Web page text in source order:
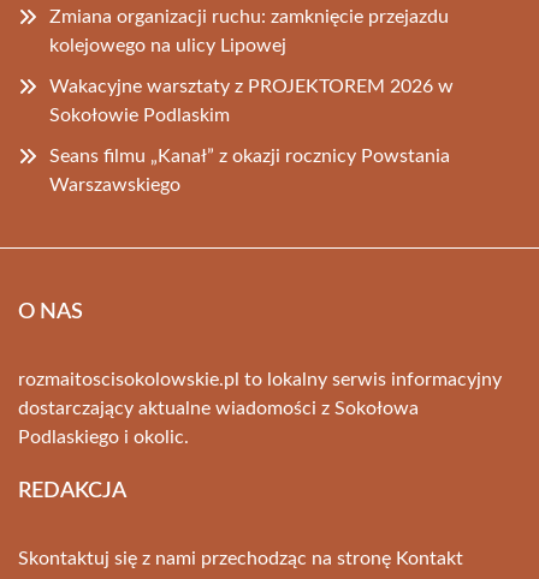
Zmiana organizacji ruchu: zamknięcie przejazdu
kolejowego na ulicy Lipowej
Wakacyjne warsztaty z PROJEKTOREM 2026 w
Sokołowie Podlaskim
Seans filmu „Kanał” z okazji rocznicy Powstania
Warszawskiego
O NAS
rozmaitoscisokolowskie.pl to lokalny serwis informacyjny
dostarczający aktualne wiadomości z Sokołowa
Podlaskiego i okolic.
REDAKCJA
Skontaktuj się z nami przechodząc na stronę Kontakt